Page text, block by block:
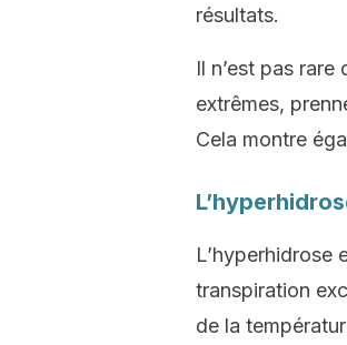
résultats.
Il n’est pas
extrêmes,
Cela montre
L’hyperhidrose
transpiration
de la